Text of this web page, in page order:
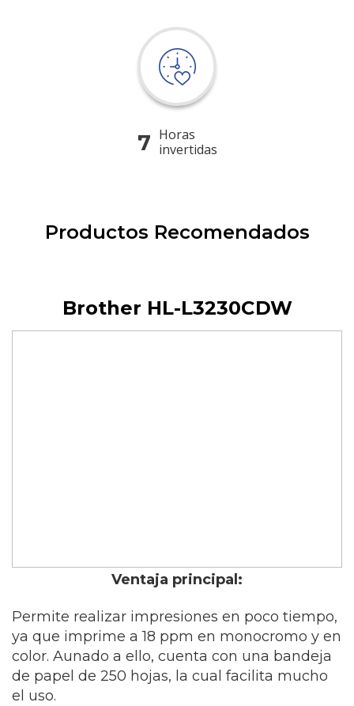
7 Horas
invertidas
Productos Recomendados
Brother HL-L3230CDW
Ventaja principal:
Permite realizar impresiones en poco tiempo,
ya que imprime a 18 ppm en monocromo y en
color. Aunado a ello, cuenta con una bandeja
de papel de 250 hojas, la cual facilita mucho
el uso.